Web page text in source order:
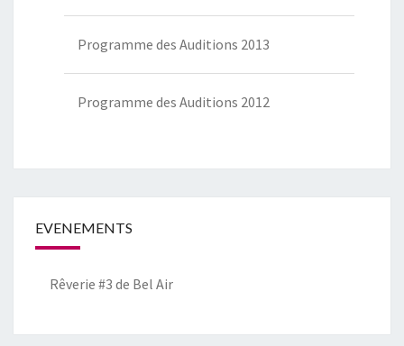
Programme des Auditions 2013
Programme des Auditions 2012
EVENEMENTS
Rêverie #3 de Bel Air